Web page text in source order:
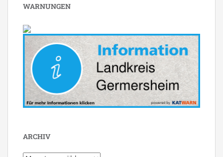
WARNUNGEN
ARCHIV